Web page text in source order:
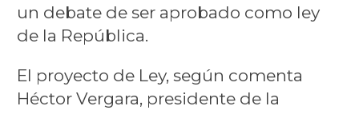
un debate de ser aprobado como ley
de la República.
El proyecto de Ley, según comenta
Héctor Vergara, presidente de la